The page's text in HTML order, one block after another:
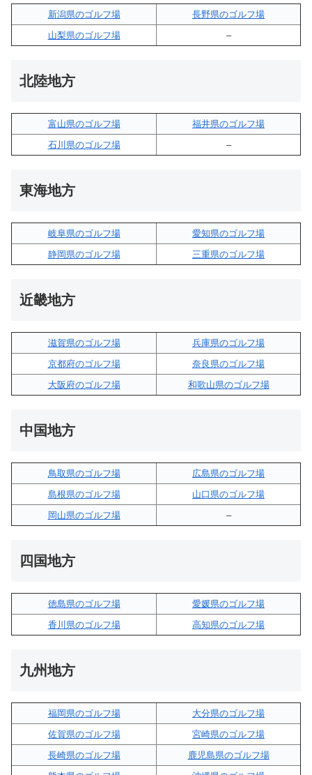
新潟県のゴルフ場
長野県のゴルフ場
山梨県のゴルフ場
–
北陸地方
富山県のゴルフ場
福井県のゴルフ場
石川県のゴルフ場
–
東海地方
岐阜県のゴルフ場
愛知県のゴルフ場
静岡県のゴルフ場
三重県のゴルフ場
近畿地方
滋賀県のゴルフ場
兵庫県のゴルフ場
京都府のゴルフ場
奈良県のゴルフ場
大阪府のゴルフ場
和歌山県のゴルフ場
中国地方
鳥取県のゴルフ場
広島県のゴルフ場
島根県のゴルフ場
山口県のゴルフ場
岡山県のゴルフ場
–
四国地方
徳島県のゴルフ場
愛媛県のゴルフ場
香川県のゴルフ場
高知県のゴルフ場
九州地方
福岡県のゴルフ場
大分県のゴルフ場
佐賀県のゴルフ場
宮崎県のゴルフ場
長崎県のゴルフ場
鹿児島県のゴルフ場